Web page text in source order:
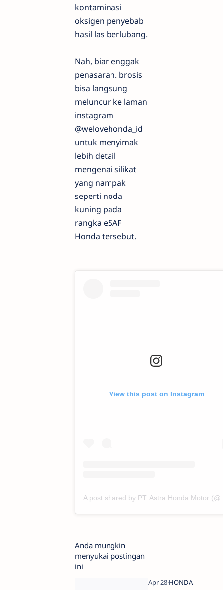
kontaminasi
oksigen penyebab
hasil las berlubang.
Nah, biar enggak
penasaran. brosis
bisa langsung
meluncur ke laman
instagram
@welovehonda_id
untuk menyimak
lebih detail
mengenai silikat
yang nampak
seperti noda
kuning pada
rangka eSAF
Honda tersebut.
View this post on Instagram
Anda mungkin
menyukai postingan
ini